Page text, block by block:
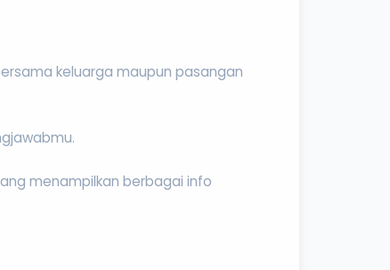
keluarga maupun pasangan
menampilkan berbagai info